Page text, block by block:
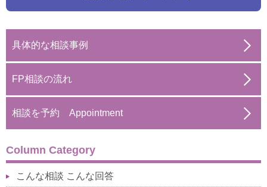
具体的な相談事例
FP相談の流れ
相談を予約 Appointment
Column Category
こんな相談 こんな回答